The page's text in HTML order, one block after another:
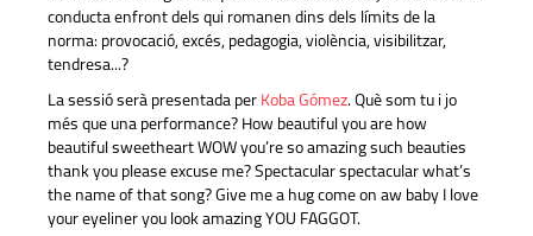
conducta enfront dels qui romanen dins dels límits de la
norma: provocació, excés, pedagogia, violència, visibilitzar,
tendresa...?
La sessió serà presentada per Koba Gómez. Què som tu i jo
més que una performance? How beautiful you are how
beautiful sweetheart WOW you’re so amazing such beauties
thank you please excuse me? Spectacular spectacular what’s
the name of that song? Give me a hug come on aw baby I love
your eyeliner you look amazing YOU FAGGOT.